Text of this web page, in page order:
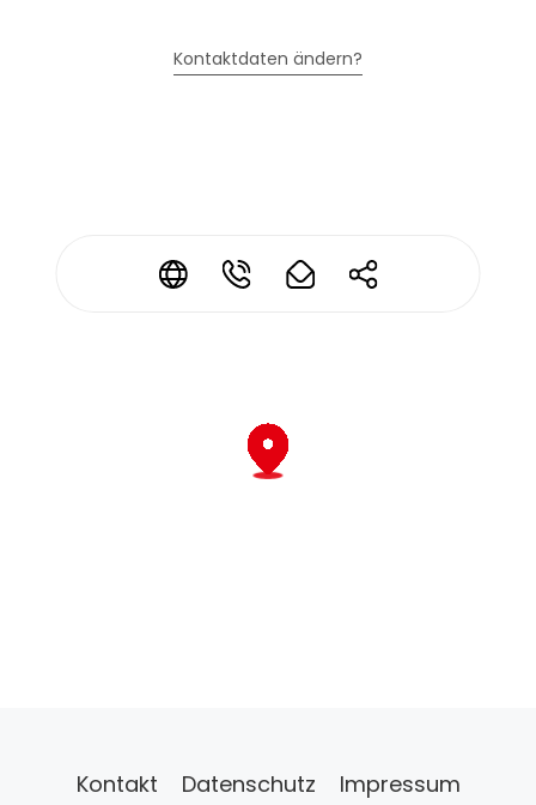
* * * *
Kontaktdaten ändern?
Kontakt Datenschutz Impressum